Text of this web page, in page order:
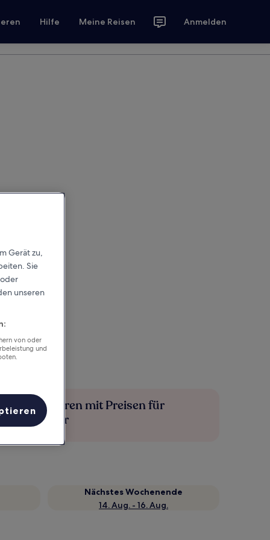
Hilfe Meine Reisen Anmelden
Mehr sparen mit Preisen für
Mitglieder
Nächstes Wochenende
14. Aug. - 16. Aug.
Gerät zu,
Sie
unseren
von oder
und